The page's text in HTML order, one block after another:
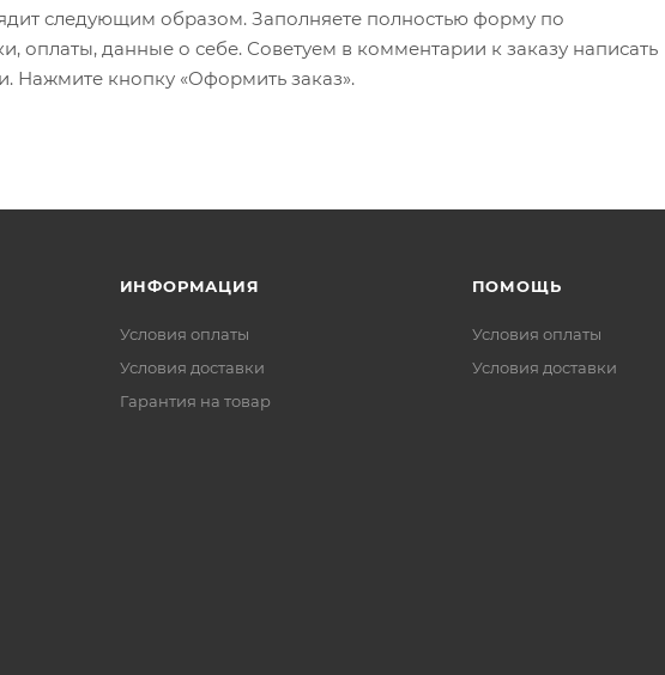
следующим образом. Заполняете полностью форму по
оплаты, данные о себе. Советуем в комментарии к заказу написать
Нажмите кнопку «Оформить заказ».
ИНФОРМАЦИЯ
Условия оплаты
Условия доставки
Гарантия на товар
ПОМОЩЬ
Условия оплаты
Условия доставки